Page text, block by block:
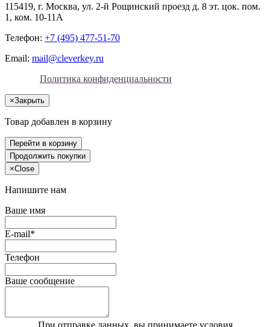
115419, г. Москва, ул. 2-й Рощинский проезд д. 8 эт. цок. пом.
1, ком. 10-11А
Телефон: +7 (495) 477-51-70
Email: mail@cleverkey.ru
Политика конфиденциальности
×Закрыть
Товар добавлен в корзину
Перейти в корзину
Продолжить покупки
×Close
Напишите нам
Ваше имя
E-mail*
Телефон
Ваше сообщение
При отправке данных, вы принимаете условия